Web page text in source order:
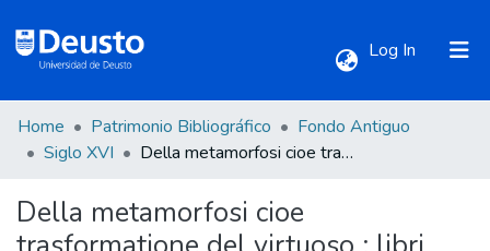
Log In (current)
Communities & Collections
All of DSpace
Home Patrimonio Bibliográfico
Fondo Antiguo
Siglo XVI
Della metamorfosi cioe trasformatione del virtuoso : libri quattro / di Lorenzo Selua Pistolese ...
Della metamorfosi cioe